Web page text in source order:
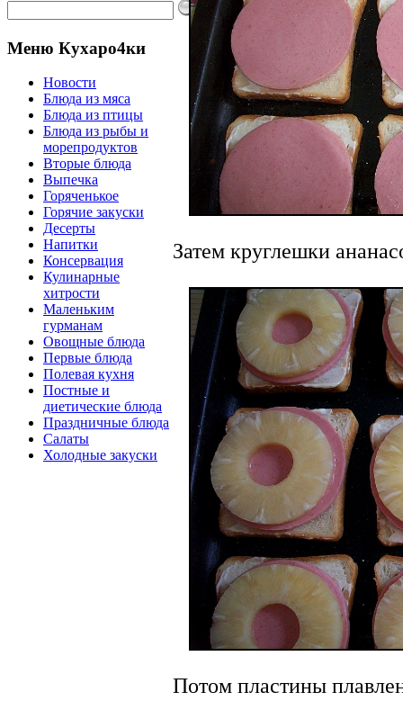
Меню Кухаро4ки
Новости
Блюда из мяса
Блюда из птицы
Блюда из рыбы и
морепродуктов
Вторые блюда
Выпечка
Горяченькое
Горячие закуски
Десерты
Напитки
Консервация
Кулинарные
хитрости
Маленьким
гурманам
Овощные блюда
Первые блюда
Полевая кухня
Постные и
диетические блюда
Праздничные блюда
Салаты
Холодные закуски
Затем круглешки
Потом пластины